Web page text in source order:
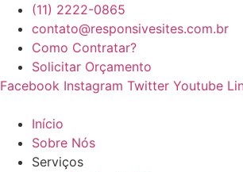
(11) 2222-0865
contato@responsivesites.com.br
Como Contratar?
Solicitar Orçamento
Facebook Instagram Twitter Youtube
Início
Sobre Nós
Serviços